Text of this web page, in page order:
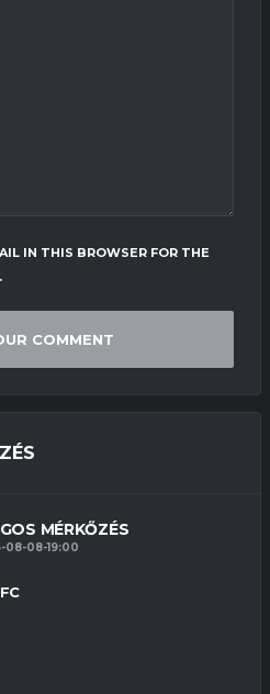
IN THIS BROWSER FOR THE
MÉRKŐZÉS
08-08-19:00